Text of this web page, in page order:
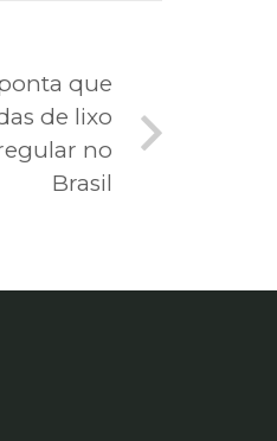
que
de lixo
no
Brasil